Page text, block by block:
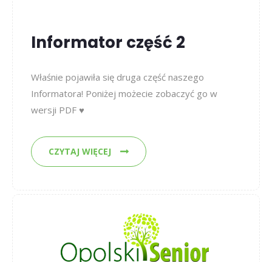
Informator część 2
Właśnie pojawiła się druga część naszego
Informatora! Poniżej możecie zobaczyć go w
wersji PDF ♥
CZYTAJ WIĘCEJ